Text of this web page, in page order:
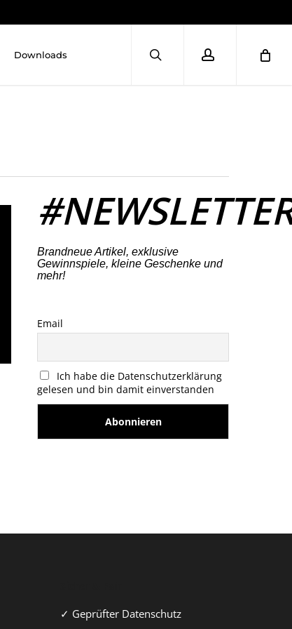
Downloads
Brandneue Artikel, exklusive
Gewinnspiele, kleine Geschenke und
mehr!
Email
Ich habe die Datenschutzerklärung
gelesen und bin damit einverstanden
✓ Geprüfter Datenschutz